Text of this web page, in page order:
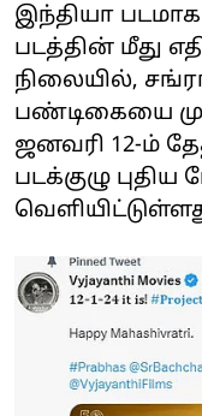
இந்தியா
படத்தின் மீது
நிலையில்,
பண்டிகையை
ஜனவரி 12-ம்
படக்குழு